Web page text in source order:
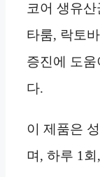
코어 생유
타룸, 락토
증진에 도움
다.
이 제품은
며, 하루 1